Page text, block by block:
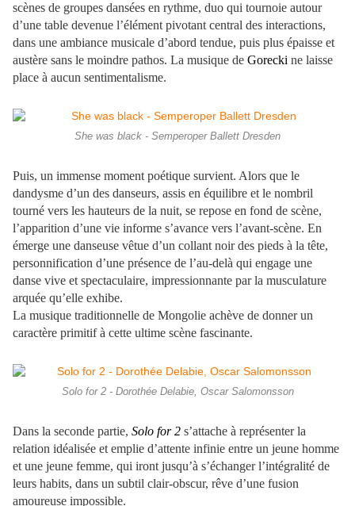
scènes de groupes dansées en rythme, duo qui tournoie autour
d’une table devenue l’élément pivotant central des interactions,
dans une ambiance musicale d’abord tendue, puis plus épaisse et
austère sans le moindre pathos. La musique de Gorecki ne laisse
place à aucun sentimentalisme.
She was black - Semperoper Ballett Dresden
Puis, un immense moment poétique survient. Alors que le
dandysme d’un des danseurs, assis en équilibre et le nombril
tourné vers les hauteurs de la nuit, se repose en fond de scène,
l’apparition d’une vie informe s’avance vers l’avant-scène. En
émerge une danseuse vêtue d’un collant noir des pieds à la tête,
personnification d’une présence de l’au-delà qui engage une
danse vive et spectaculaire, impressionnante par la musculature
arquée qu’elle exhibe.
La musique traditionnelle de Mongolie achève de donner un
caractère primitif à cette ultime scène fascinante.
Solo for 2 - Dorothée Delabie, Oscar Salomonsson
Dans la seconde partie, Solo for 2 s’attache à représenter la
relation idéalisée et emplie d’attente infinie entre un jeune homme
et une jeune femme, qui iront jusqu’à s’échanger l’intégralité de
leurs habits, dans un subtil clair-obscur, rêve d’une fusion
amoureuse impossible.